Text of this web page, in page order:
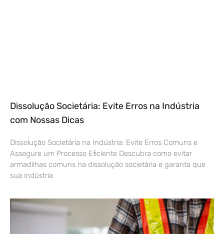
Dissolução Societária: Evite Erros na Indústria
com Nossas Dicas
Dissolução Societária na Indústria: Evite Erros Comuns e
Assegure um Processo Eficiente Descubra como evitar
armadilhas comuns na dissolução societária e garanta que
sua indústria